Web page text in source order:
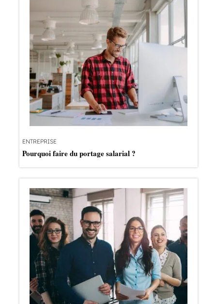
ENTREPRISE
Pourquoi faire du portage salarial ?